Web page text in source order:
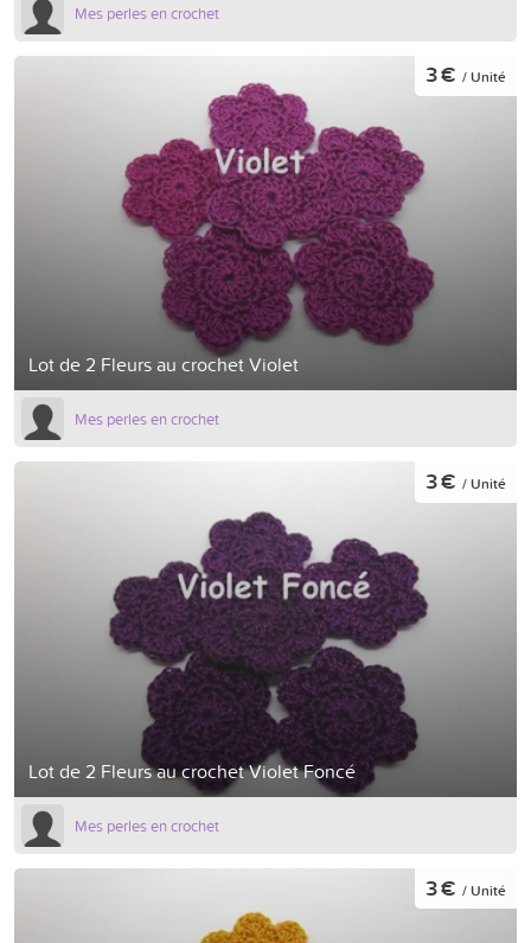
Mes perles en crochet
Lot de 2 Fleurs au crochet Violet
3 € / Unité
Mes perles en crochet
Lot de 2 Fleurs au crochet Violet Foncé
3 € / Unité
Mes perles en crochet
3 € / Unité